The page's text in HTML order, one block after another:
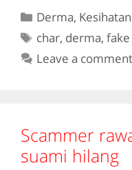
Categories
Derma, Kesihatan
Tags
char, derma,fake
Leave a comment
Scammer
suami hilang